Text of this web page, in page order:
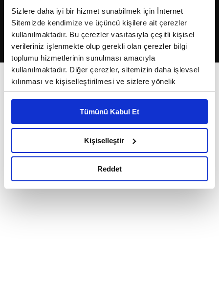
Sizlere daha iyi bir hizmet sunabilmek için İnternet
Sitemizde kendimize ve üçüncü kişilere ait çerezler
kullanılmaktadır. Bu çerezler vasıtasıyla çeşitli kişisel
verileriniz işlenmekte olup gerekli olan çerezler bilgi
toplumu hizmetlerinin sunulması amacıyla
kullanılmaktadır. Diğer çerezler, sitemizin daha işlevsel
kılınması ve kişiselleştirilmesi ve sizlere yönelik
reklam/pazarlama faaliyetlerinin yapılması, amaçlarıyla
Çerezlere ilişkin tercihlerinizi çerez paneli vasıtasıyla
belirleyebilirsiniz. Çerezlere ilişkin detaylı bilgi için
Ayarlar butonuna tıklayabilir,Çerez Bilgilendirme
Metnimizi ziyaret edebilirsiniz.
okumak ve sitemizi ziyaretiniz kapsamında
Tümünü Kabul Et
Kişiselleştir
Reddet
2026Fikriyat. Tüm hakları saklıdır.